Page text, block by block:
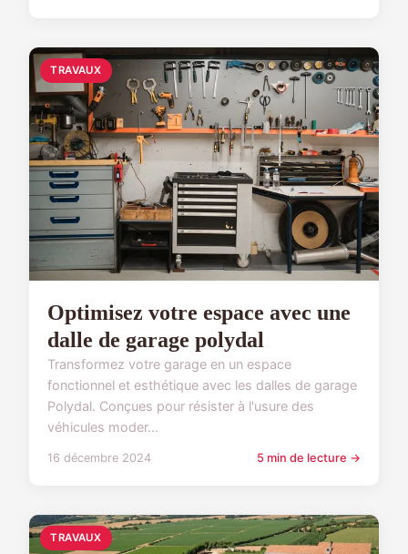
TRAVAUX
Optimisez votre espace avec une
dalle de garage polydal
Transformez votre garage en un espace
fonctionnel et esthétique avec les dalles de garage
Polydal. Conçues pour résister à l'usure des
véhicules moder...
16 décembre 2024 5 min de lecture →
TRAVAUX